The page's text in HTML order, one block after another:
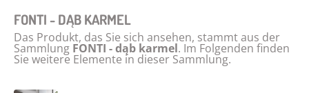
FONTI - DĄB KARMEL
Das Produkt, das Sie sich ansehen, stammt aus der
Sammlung FONTI - dąb karmel. Im Folgenden finden
Sie weitere Elemente in dieser Sammlung.